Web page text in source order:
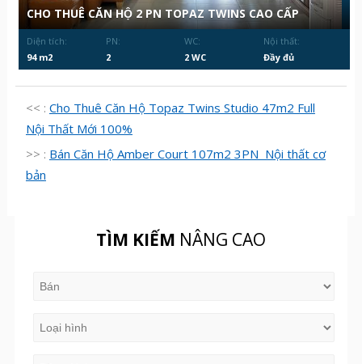
CHO THUÊ CĂN HỘ 2 PN TOPAZ TWINS CAO CẤP
Diện tích:
94 m2
PN:
2
WC:
2 WC
Nội thất:
Đầy đủ
<< : Cho Thuê Căn Hộ Topaz Twins Studio 47m2 Full
Nội Thất Mới 100%
>> : Bán Căn Hộ Amber Court 107m2 3PN Nội thất cơ
bản
TÌM KIẾM NÂNG CAO